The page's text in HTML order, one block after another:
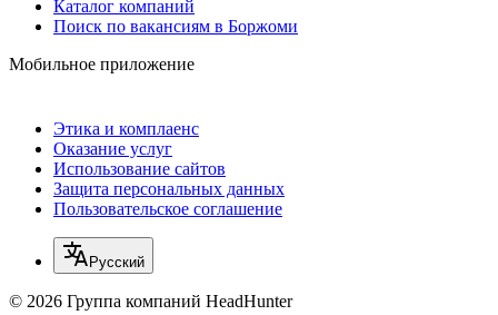
Каталог компаний
Поиск по вакансиям в Боржоми
Мобильное приложение
Этика и комплаенс
Оказание услуг
Использование сайтов
Защита персональных данных
Пользовательское соглашение
Русский
© 2026 Группа компаний HeadHunter